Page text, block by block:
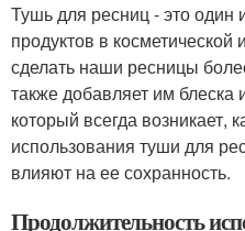
Тушь для ресниц - это
продуктов в
сделать наши ресницы
также добавляет им
который всегда возникает,
использования туши для
влияют на ее сохранность.
Продолжительность